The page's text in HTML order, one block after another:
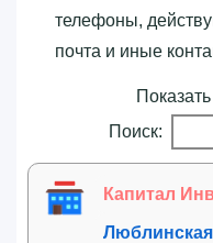
телефоны,
почта и иные
Показать
Поиск:
Капитал
Люблинская